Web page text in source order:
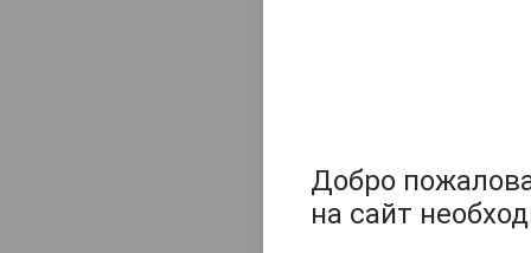
Добро
на сайт